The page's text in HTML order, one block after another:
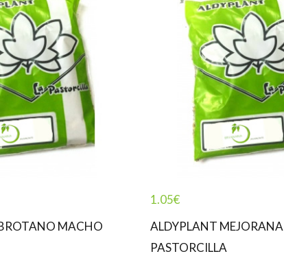
MACHO
1.05€
ALDYPLANT MEJORANA
PASTORCILLA